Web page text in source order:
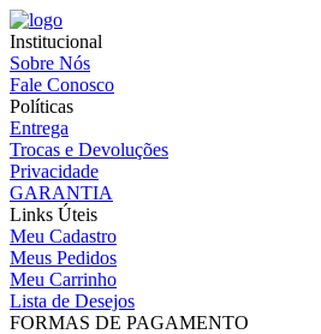
Institucional
Sobre Nós
Fale Conosco
Políticas
Entrega
Trocas e Devoluções
Privacidade
GARANTIA
Links Úteis
Meu Cadastro
Meus Pedidos
Meu Carrinho
Lista de Desejos
FORMAS DE PAGAMENTO